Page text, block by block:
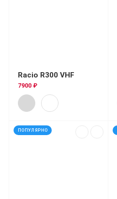
Racio R300 VHF
7900 ₽
ПОПУЛЯРНО